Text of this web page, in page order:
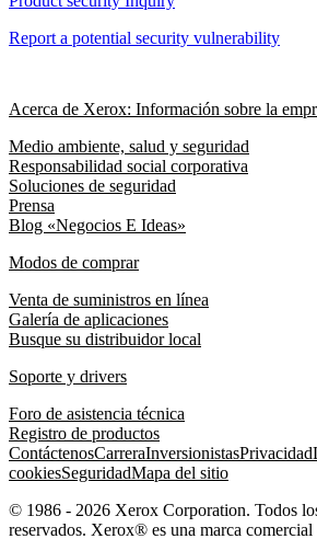
Report a potential security vulnerability
Acerca de Xerox: Información sobre la
Medio ambiente, salud y seguridad
Responsabilidad social corporativa
Soluciones de seguridad
Prensa
Blog «Negocios E Ideas»
Modos de comprar
Venta de suministros en línea
Galería de aplicaciones
Busque su distribuidor local
Soporte y drivers
Foro de asistencia técnica
Registro de productos
ContáctenosCarreraInversionistasPrivacidad
cookiesSeguridadMapa del sitio
© 1986 - 2026 Xerox Corporation. Todos
reservados. Xerox® es una marca